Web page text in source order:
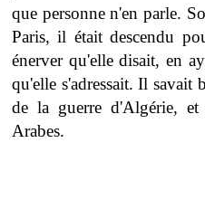
que personne n'en parle.
Paris, il était descendu
énerver qu'elle disait, en
qu'elle s'adressait. Il savait
de la guerre d'Algérie,
Arabes.